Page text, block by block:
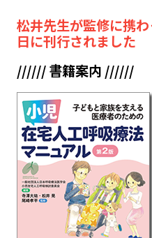
松井先生が監修に携
日に刊行されました
////// 書籍案内 //////